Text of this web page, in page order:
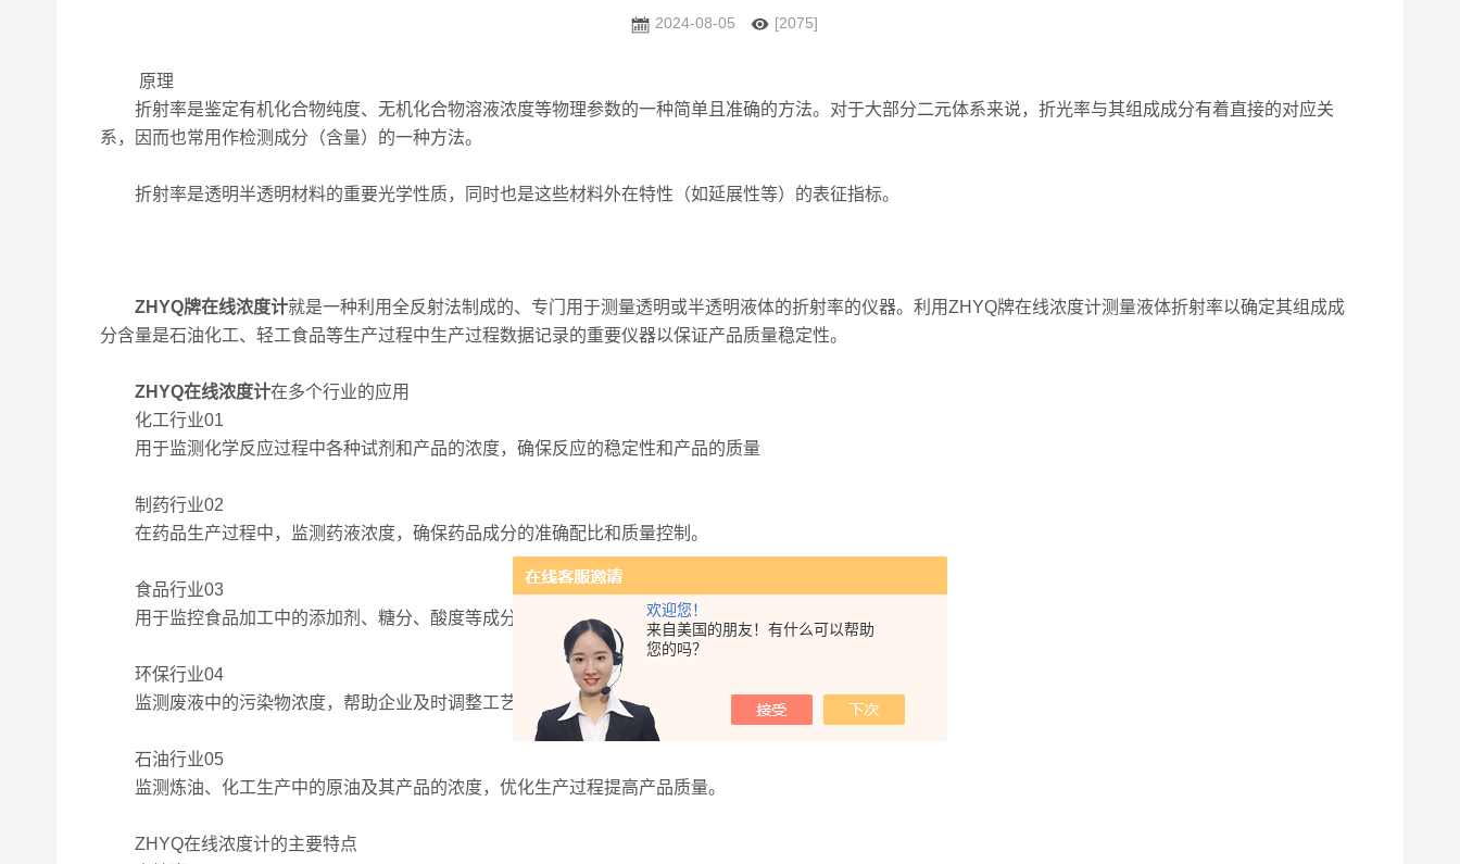
欢迎您！
来自美国的朋友！有什么可以帮助
您的吗？
2024-08-05 [2075]
原理
折射率是鉴定有机化合物纯度、无机化合物溶液浓度等物理参数的一种简单且准确的方法。对于大部分二元体系来说，折光率与其组成成分有着直接的对应关
系，因而也常用作检测成分（含量）的一种方法。
折射率是透明半透明材料的重要光学性质，同时也是这些材料外在特性（如延展性等）的表征指标。
ZHYQ牌在线浓度计就是一种利用全反射法制成的、专门用于测量透明或半透明液体的折射率的仪器。利用ZHYQ牌在线浓度计测量液体折射率以确定其组成成
分含量是石油化工、轻工食品等生产过程中生产过程数据记录的重要仪器以保证产品质量稳定性。
ZHYQ在线浓度计在多个行业的应用
化工行业01
用于监测化学反应过程中各种试剂和产品的浓度，确保反应的稳定性和产品的质量
制药行业02
在药品生产过程中，监测药液浓度，确保药品成分的准确配比和质量控制。
食品行业03
用于监控食品加工中的添加剂、糖分、酸度等成分浓度，保证食品的品质和安全性。
环保行业04
监测废液中的污染物浓度，帮助企业及时调整工艺，达到环保标准
石油行业05
监测炼油、化工生产中的原油及其产品的浓度，优化生产过程提高产品质量。
ZHYQ在线浓度计的主要特点